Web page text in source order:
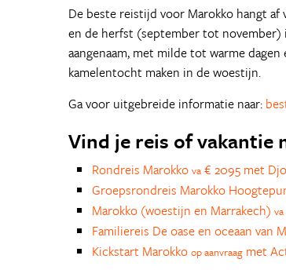
De beste reistijd voor Marokko hangt
en de herfst (september tot november)
aangenaam, met milde tot warme
kamelentocht maken in de woestijn.
Ga voor uitgebreide informatie naar:
Vind je reis of vakantie
Rondreis Marokko va € 2095 met
Groepsrondreis Marokko
Marokko (woestijn en Marrakech) va
Familiereis De oase en oceaan van
Kickstart Marokko op aanvraag met